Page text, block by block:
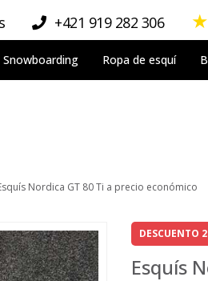
+421 919 282 306 ★
Snowboarding Ropa de esquí
Nordica GT 80 Ti a precio económico
DESCUENTO
Esquís